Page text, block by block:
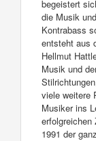
begeistert
die Musik
Kontrabass
entsteht aus
Hellmut
Musik und
viele weitere
Musiker ins
erfolgreichen
1991 der